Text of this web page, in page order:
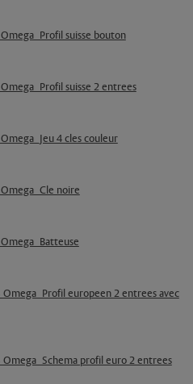
suisse bouton
suisse 2 entrees
4 cles couleur
noire
Omega_Profil europeen 2 entrees avec
Omega_Schema profil euro 2 entrees